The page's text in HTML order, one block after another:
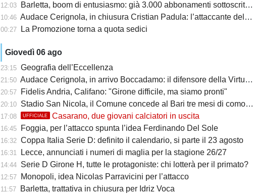
12:03 Barletta, boom di entusiasmo: già 3.000 abbonamenti sottoscritti per la Serie C
10:46 Audace Cerignola, in chiusura Cristian Padula: l’attaccante del Torino arriva in prestito
00:27 La Promozione torna a quota sedici
Giovedì 06 ago
23:15 Geografia dell’Eccellenza
21:50 Audace Cerignola, in arrivo Boccadamo: il difensore della Virtus Entella verso il prestito in gialloblù
20:57 Fidelis Andria, Califano: "Girone difficile, ma siamo pronti"
20:10 Stadio San Nicola, il Comune concede al Bari tre mesi di comodato d’uso precario: i dettagli
17:08 UFFICIALE Casarano, due giovani calciatori in uscita
16:45 Foggia, per l’attacco spunta l’idea Ferdinando Del Sole
16:32 Coppa Italia Serie D: definito il calendario, si parte il 23 agosto
16:31 Lecce, annunciati i numeri di maglia per la stagione 26/27
14:44 Serie D Girone H, tutte le protagoniste: chi lotterà per il primato?
12:57 Monopoli, idea Nicolas Parravicini per l’attacco
11:57 Barletta, trattativa in chiusura per Idriz Voca